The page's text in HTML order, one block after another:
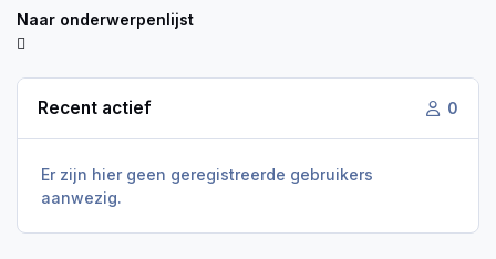
Naar onderwerpenlijst
Recent actief 0
Er zijn hier geen geregistreerde gebruikers
aanwezig.